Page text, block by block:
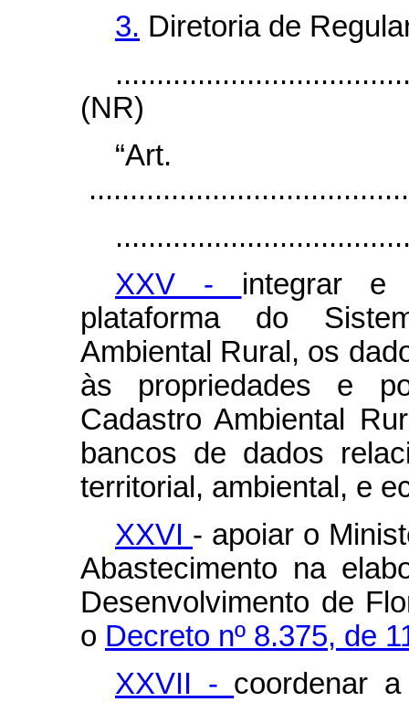
3. Diretoria de
(NR)
XXV - integrar e
plataforma do
Ambiental Rural, os
às propriedades e
Cadastro Ambiental
bancos de dados
territorial, ambiental, e
XXVI - apoiar o
Abastecimento na
Desenvolvimento de
o Decreto nº 8.375, de
XXVII - coordenar